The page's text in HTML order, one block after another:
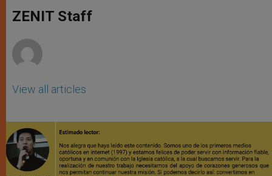
p
p
g
e
o
k
ZENIT Staff
View all articles